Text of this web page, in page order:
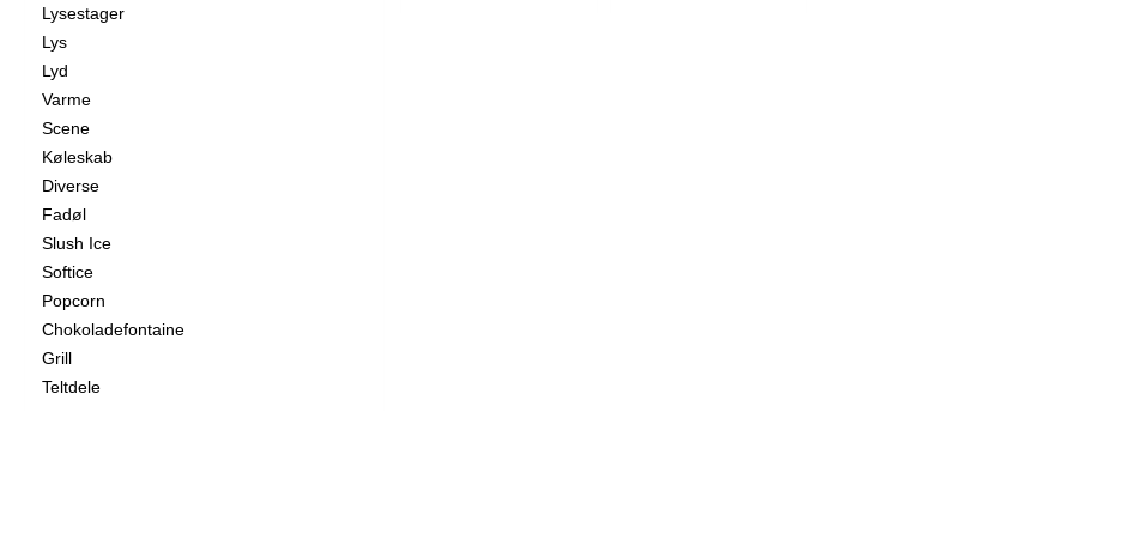
Øvrigt
Øvrigt
Papir
Lysestager
Lys
Lyd
Varme
Scene
Køleskab
Diverse
Fadøl
Slush Ice
Softice
Popcorn
Chokoladefontaine
Grill
Teltdele